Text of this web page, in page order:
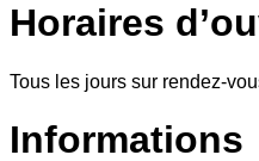
Horaires
Tous les jours sur rendez-
Informations